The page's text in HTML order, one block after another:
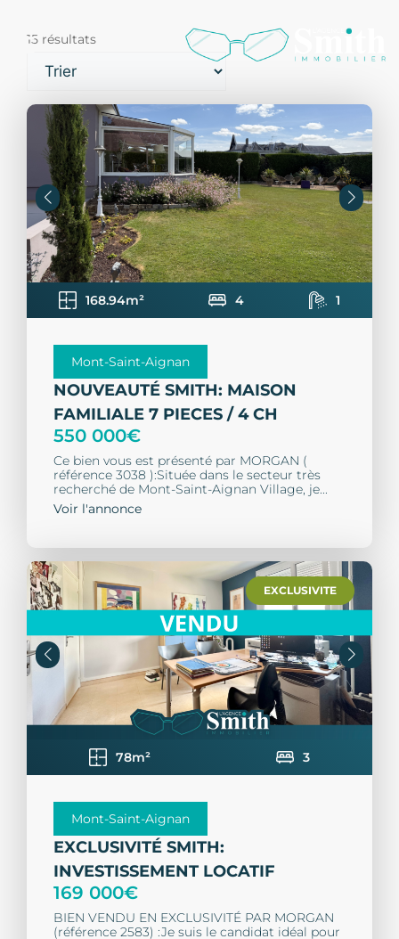
15 résultats
168.94m² 4 1
Mont-Saint-Aignan
NOUVEAUTÉ SMITH: MAISON
FAMILIALE 7 PIECES / 4 CH
550 000€
Ce bien vous est présenté par MORGAN (
référence 3038 ):Située dans le secteur très
recherché de Mont-Saint-Aignan Village, je...
Voir l'annonce
EXCLUSIVITE
78m² 3
Mont-Saint-Aignan
EXCLUSIVITÉ SMITH:
INVESTISSEMENT LOCATIF
169 000€
BIEN VENDU EN EXCLUSIVITÉ PAR MORGAN
(référence 2583) :Je suis le candidat idéal pour